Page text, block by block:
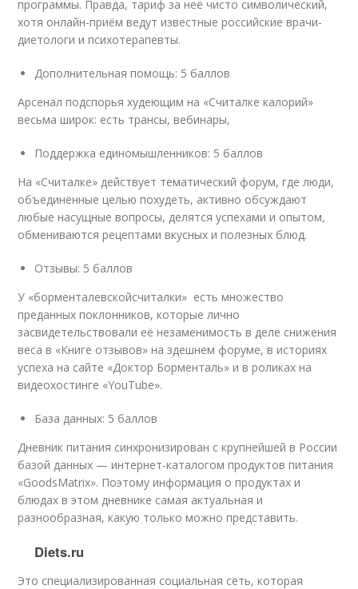
программы. Правда, тариф за неё чисто символический,
хотя онлайн-приём ведут известные российские врачи-
диетологи и психотерапевты.
Дополнительная помощь: 5 баллов
Арсенал подспорья худеющим на «Считалке калорий»
весьма широк: есть трансы, вебинары,
Поддержка единомышленников: 5 баллов
На «Считалке» действует тематический форум, где люди,
объединённые целью похудеть, активно обсуждают
любые насущные вопросы, делятся успехами и опытом,
обмениваются рецептами вкусных и полезных блюд.
Отзывы: 5 баллов
У «борменталевскойсчиталки» есть множество
преданных поклонников, которые лично
засвидетельствовали её незаменимость в деле снижения
веса в «Книге отзывов» на здешнем форуме, в историях
успеха на сайте «Доктор Борменталь» и в роликах на
видеохостинге «YouTube».
База данных: 5 баллов
Дневник питания синхронизирован с крупнейшей в России
базой данных — интернет-каталогом продуктов питания
«GoodsMatrix». Поэтому информация о продуктах и
блюдах в этом дневнике самая актуальная и
разнообразная, какую только можно представить.
Diets.ru
Это специализированная социальная сеть, которая